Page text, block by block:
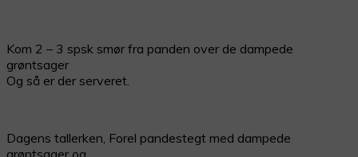
Kom 2 – 3 spsk smør fra panden over de dampede
grøntsager
Og så er der serveret.
Dagens tallerken, Forel pandestegt med dampede
grøntsager og